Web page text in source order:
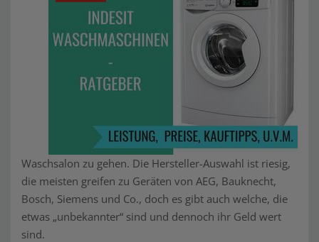
Waschsalon zu gehen. Die Hersteller-Auswahl ist riesig,
die meisten greifen zu Geräten von AEG, Bauknecht,
Bosch, Siemens und Co., doch es gibt auch welche, die
etwas „unbekannter“ sind und dennoch ihr Geld wert
sind.